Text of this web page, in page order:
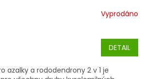
Vyprodáno
DETAIL
azalky a rododendrony 2 v 1 je